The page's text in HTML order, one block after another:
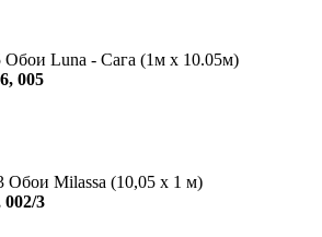
Luna - Сага (1м х 10.05м)
005
Обои Milassa (10,05 х 1 м)
3